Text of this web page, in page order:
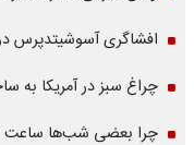
افشاگری آسوشیتدپرس
چراغ سبز در آمریکا به
چرا بعضی شب‌ها ساعت ۳ صبح بیدار می‌شویم؟